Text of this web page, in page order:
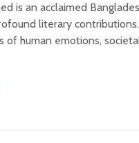
is an acclaimed
literary
of human emotions,